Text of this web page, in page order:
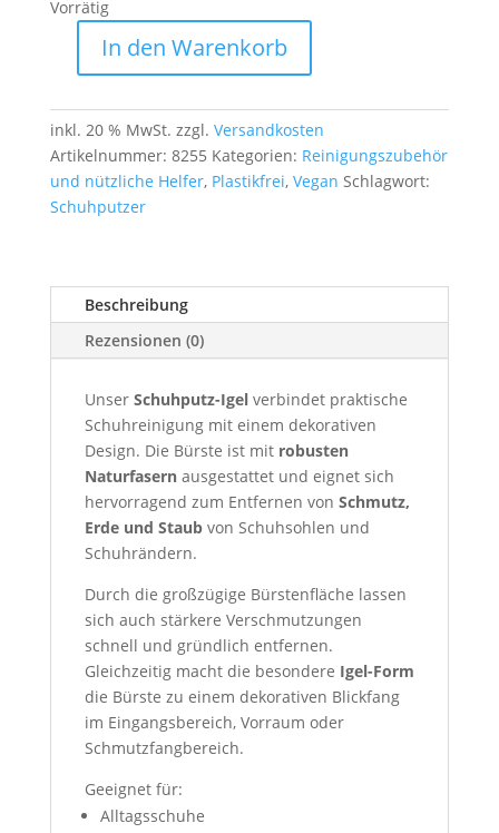
Vorrätig
Schuhputzbürste
mit
Naturfasern
–
für
Schuhsohlen
–
dekorativ
Menge
In den Warenkorb
inkl. 20 % MwSt. zzgl. Versandkosten
Artikelnummer: 8255 Kategorien: Reinigungszubehör
und nützliche Helfer, Plastikfrei, Vegan Schlagwort:
Schuhputzer
Beschreibung
Rezensionen (0)
Unser Schuhputz-Igelverbindet praktische
Schuhreinigung mit einem dekorativen
Design. Die Bürste ist mit robusten
Naturfasernausgestattet und eignet sich
hervorragend zum Entfernen von Schmutz,
Erde und Staubvon Schuhsohlen und
Schuhrändern.
Durch die großzügige Bürstenfläche lassen
sich auch stärkere Verschmutzungen
schnell und gründlich entfernen.
Gleichzeitig macht die besondere Igel-Form
die Bürste zu einem dekorativen Blickfang
im Eingangsbereich, Vorraum oder
Schmutzfangbereich.
Geeignet für:
Alltagsschuhe